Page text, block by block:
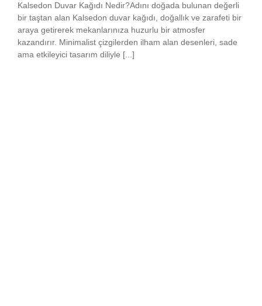
Kalsedon Duvar Kağıdı Nedir?Adını doğada bulunan değerli
bir taştan alan Kalsedon duvar kağıdı, doğallık ve zarafeti bir
araya getirerek mekanlarınıza huzurlu bir atmosfer
kazandırır. Minimalist çizgilerden ilham alan desenleri, sade
ama etkileyici tasarım diliyle [...]